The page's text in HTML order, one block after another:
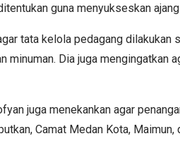
guna menyukseskan
tata kelola pedagang dilakukan
minuman. Dia juga mengingatkan
juga menekankan agar
Camat Medan Kota,